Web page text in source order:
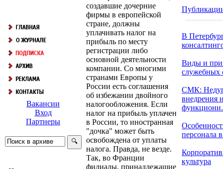
Вакансии
Вход
Партнеры
создавшие дочерние
фирмы в европейской
стране, должны
уплачивать налог на
прибыль по месту
регистрации либо
основной деятельности
компании. Со многими
странами Европы у
России есть соглашения
об избежании двойного
налогообложения. Если
налог на прибыль уплачен
в России, то иностранная
"дочка" может быть
освобождена от уплаты
налога. Правда, не везде.
Так, во Франции
филиалы, принадлежащие
В
Виды и
служебных
СМК:
внедрения
персонала
культура